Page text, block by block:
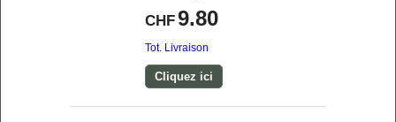
CHF9.80
Tot. Livraison
Cliquez ici